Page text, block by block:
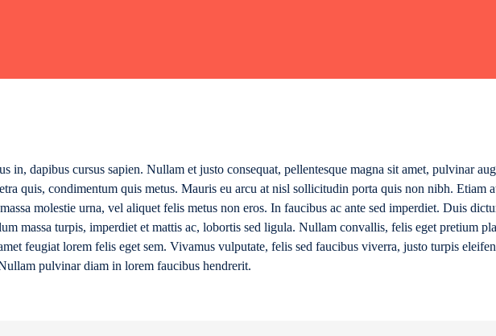
in, dapibus cursus sapien. Nullam et justo consequat, pellentesque magna sit amet, pulvinar
quis, condimentum quis metus. Mauris eu arcu at nisl sollicitudin porta quis non nibh. Etiam
molestie urna, vel aliquet felis metus non eros. In faucibus ac ante sed imperdiet. Duis
massa turpis, imperdiet et mattis ac, lobortis sed ligula. Nullam convallis, felis eget pretium
feugiat lorem felis eget sem. Vivamus vulputate, felis sed faucibus viverra, justo turpis
pulvinar diam in lorem faucibus hendrerit.